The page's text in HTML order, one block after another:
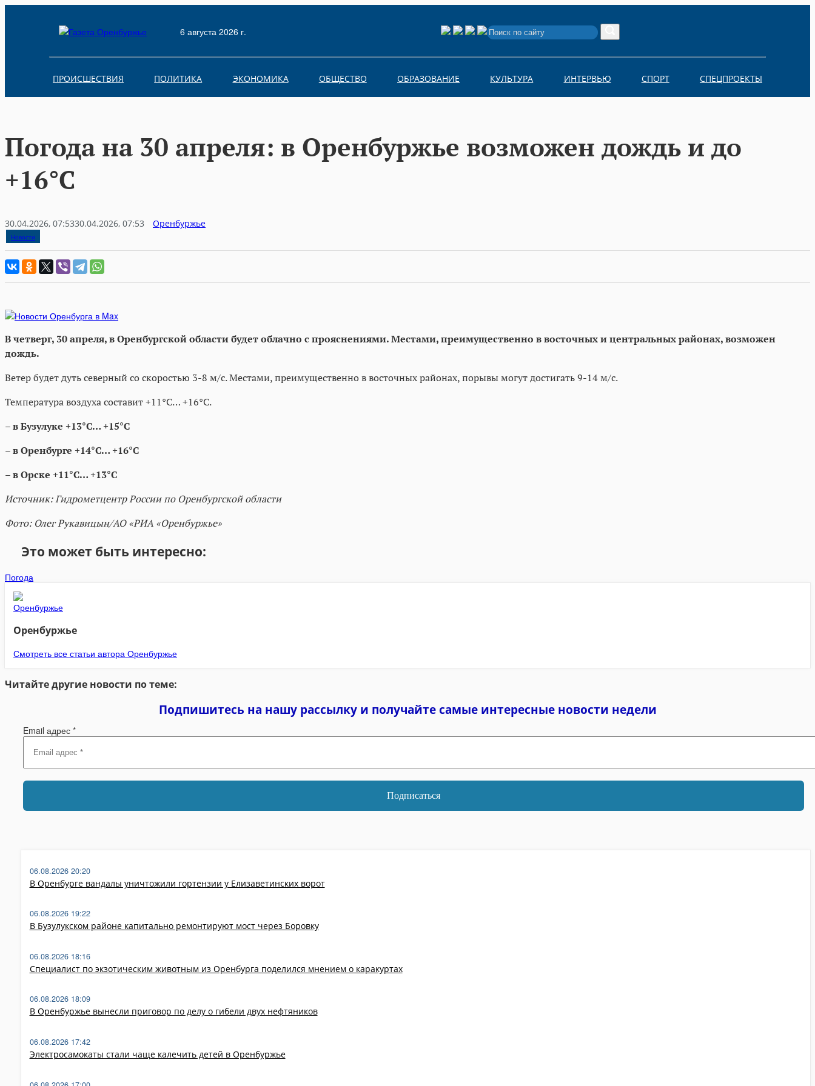
6 августа 2026 г.
Search
for:
ПРОИСШЕСТВИЯ ПОЛИТИКА ЭКОНОМИКА ОБЩЕСТВО ОБРАЗОВАНИЕ КУЛЬТУРА ИНТЕРВЬЮ СПОРТ СПЕЦПРОЕКТЫ
Погода на 30 апреля: в Оренбуржье возможен дождь и до
+16°C
30.04.2026, 07:5330.04.2026, 07:53 Оренбуржье
Новости
В четверг, 30 апреля, в Оренбургской области будет облачно с прояснениями. Местами, преимущественно в восточных и центральных районах, возможен
дождь.
Ветер будет дуть северный со скоростью 3-8 м/с. Местами, преимущественно в восточных районах, порывы могут достигать 9-14 м/с.
Температура воздуха составит +11°C… +16°C.
– в Бузулуке +13°C… +15°C
– в Оренбурге +14°C… +16°C
– в Орске +11°C… +13°C
Источник: Гидрометцентр России по Оренбургской области
Фото: Олег Рукавицын/АО «РИА «Оренбуржье»
Это может быть интересно:
Погода
Оренбуржье
Смотреть все статьи автора Оренбуржье
Читайте другие новости по теме:
Подпишитесь на нашу рассылку и получайте самые интересные новости недели
Email адрес *
В Оренбурге вандалы уничтожили гортензии у Елизаветинских ворот
06.08.2026 20:20
В Бузулукском районе капитально ремонтируют мост через Боровку
06.08.2026 19:22
Специалист по экзотическим животным из Оренбурга поделился мнением о каракуртах
06.08.2026 18:16
В Оренбуржье вынесли приговор по делу о гибели двух нефтяников
06.08.2026 18:09
Электросамокаты стали чаще калечить детей в Оренбуржье
06.08.2026 17:42